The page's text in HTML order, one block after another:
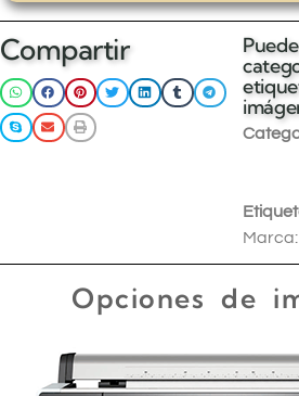
Compartir
Marca:
Opciones de